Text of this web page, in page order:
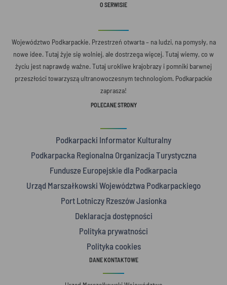
O SERWISIE
Województwo Podkarpackie. Przestrzeń otwarta – na ludzi, na pomysły, na
nowe idee. Tutaj żyje się wolniej, ale dostrzega więcej. Tutaj wiemy, co w
życiu jest naprawdę ważne. Tutaj urokliwe krajobrazy i pomniki barwnej
przeszłości towarzyszą ultranowoczesnym technologiom. Podkarpackie
zaprasza!
POLECANE STRONY
Podkarpacki Informator Kulturalny
Podkarpacka Regionalna Organizacja Turystyczna
Fundusze Europejskie dla Podkarpacia
Urząd Marszałkowski Województwa Podkarpackiego
Port Lotniczy Rzeszów Jasionka
Deklaracja dostępności
Polityka prywatności
Polityka cookies
DANE KONTAKTOWE